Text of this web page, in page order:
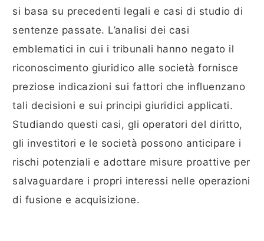
si basa su precedenti legali e casi di studio di
sentenze passate. L’analisi dei casi
emblematici in cui i tribunali hanno negato il
riconoscimento giuridico alle società fornisce
preziose indicazioni sui fattori che influenzano
tali decisioni e sui principi giuridici applicati.
Studiando questi casi, gli operatori del diritto,
gli investitori e le società possono anticipare i
rischi potenziali e adottare misure proattive per
salvaguardare i propri interessi nelle operazioni
di fusione e acquisizione.